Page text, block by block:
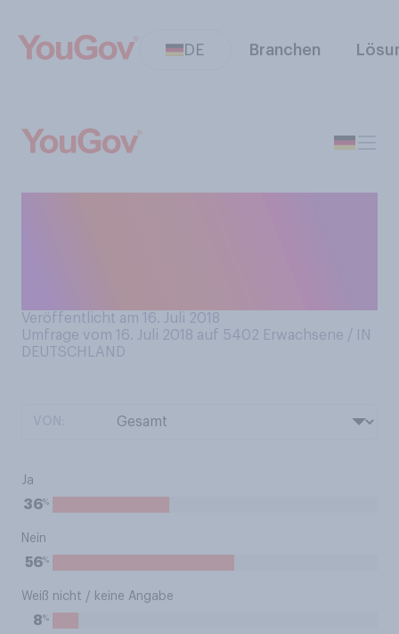
DE Branchen
Veröffentlicht am 16. Juli 2018
Umfrage vom 16. Juli 2018 auf 5402 Erwachsene / IN
DEUTSCHLAND
Ja
36%
Nein
56%
Weiß nicht / keine Angabe
8%